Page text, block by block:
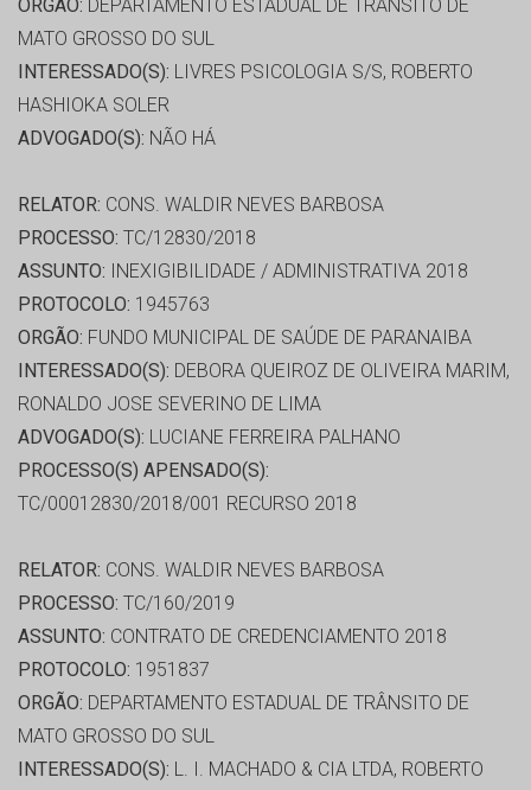
ORGÃO: DEPARTAMENTO ESTADUAL DE TRÂNSITO DE
MATO GROSSO DO SUL
INTERESSADO(S): LIVRES PSICOLOGIA S/S, ROBERTO
HASHIOKA SOLER
ADVOGADO(S): NÃO HÁ
RELATOR: CONS. WALDIR NEVES BARBOSA
PROCESSO: TC/12830/2018
ASSUNTO: INEXIGIBILIDADE / ADMINISTRATIVA 2018
PROTOCOLO: 1945763
ORGÃO: FUNDO MUNICIPAL DE SAÚDE DE PARANAIBA
INTERESSADO(S): DEBORA QUEIROZ DE OLIVEIRA MARIM,
RONALDO JOSE SEVERINO DE LIMA
ADVOGADO(S): LUCIANE FERREIRA PALHANO
PROCESSO(S) APENSADO(S):
TC/00012830/2018/001 RECURSO 2018
RELATOR: CONS. WALDIR NEVES BARBOSA
PROCESSO: TC/160/2019
ASSUNTO: CONTRATO DE CREDENCIAMENTO 2018
PROTOCOLO: 1951837
ORGÃO: DEPARTAMENTO ESTADUAL DE TRÂNSITO DE
MATO GROSSO DO SUL
INTERESSADO(S): L. I. MACHADO & CIA LTDA, ROBERTO